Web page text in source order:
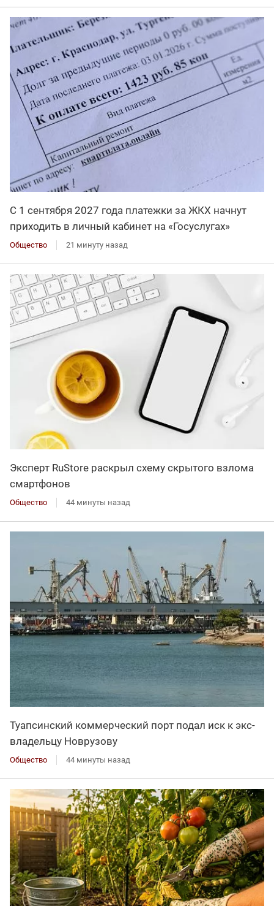
С 1 сентября 2027 года платежки за ЖКХ начнут
приходить в личный кабинет на «Госуслугах»
Общество 21 минуту назад
Эксперт RuStore раскрыл схему скрытого взлома
смартфонов
Общество 44 минуты назад
Туапсинский коммерческий порт подал иск к экс-
владельцу Новрузову
Общество 44 минуты назад